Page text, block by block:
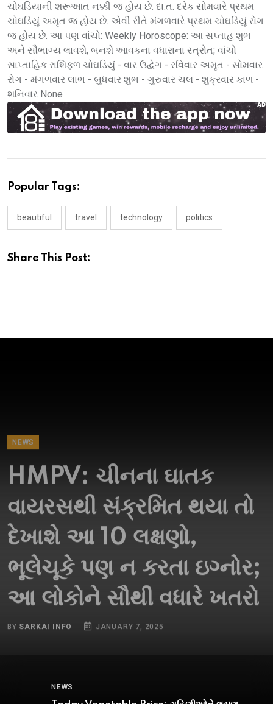
ચોઘડિયાની શરૂઆત નક્કી જ હોય છે. દા.ત. દરેક સોમવારે પ્રથમ
ચોઘડિયું અમૃત જ હોય છે. એવી રીતે મંગળવારે પ્રથમ ચોઘડિયું રોગ
જ હોય છે. આ પણ વાંચો: Weekly Horoscope: આ સપ્તાહ શુભ
અને સૌભાગ્ય લાવશે, બનશે આવકના વધારાના સ્ત્રોત; વાંચો
સાપ્તાહિક રાશિફળ ચોઘડિયું - વાર ઉદ્વેગ - રવિવાર અમૃત - સોમવાર
રોગ - મંગળવાર લાભ - બુધવાર શુભ - ગુરુવાર ચલ - શુક્રવાર કાળ -
શનિવાર None
Popular Tags:
beautiful travel technology politics
Share This Post:
HMPV: ચીનના ઘાતક
વાયરસથી સંક્રમિત થયા તો
દેખાશે આ 10 લક્ષણો,
ભૂલેચૂકે પણ ન કરતા ઇગ્નોર;
આ લોકોને સૌથી વધારે ખતરો
BYSARKAI INFO JANUARY 7, 2025
NEWS